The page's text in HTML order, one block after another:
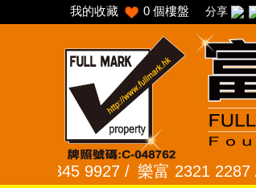
我的收藏 0 個樓盤 分享
9927 / 樂富 2321 2287 / 峻弦